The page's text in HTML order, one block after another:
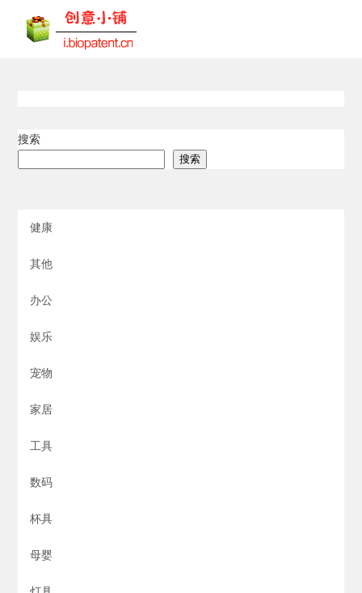
搜索
搜索
健康
其他
办公
娱乐
宠物
家居
工具
数码
杯具
母婴